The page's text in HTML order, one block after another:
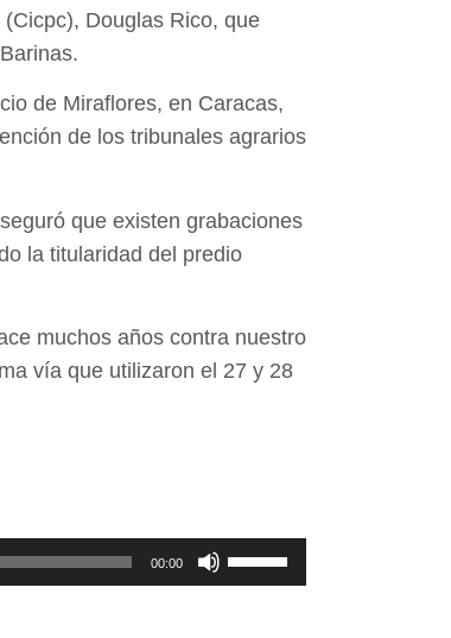
Douglas Rico, que
de Miraflores, en Caracas,
de los tribunales agrarios
que existen grabaciones
la titularidad del predio
muchos años contra nuestro
vía que utilizaron el 27 y 28
00:00
Utiliza
las